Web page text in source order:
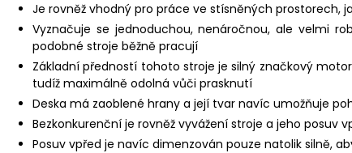
Je rovněž vhodný pro práce ve stísněných prostorech,
Vyznačuje se jednoduchou, nenáročnou, ale velmi
podobné stroje běžně pracují
Základní předností tohoto stroje je silný značkový
tudíž maximálně odolná vůči prasknutí
Deska má zaoblené hrany a její tvar navíc umožňuje
Bezkonkurenční je rovněž vyvážení stroje a jeho posuv
Posuv vpřed je navíc dimenzován pouze natolik silně,